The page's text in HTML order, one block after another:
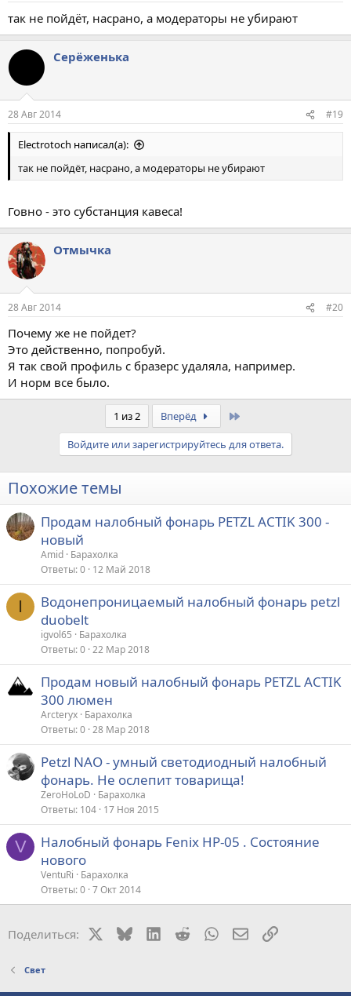
так не пойдёт, насрано, а модераторы не убирают
Серёженька
28 Авг 2014 #19
Electrotoch написал(а):
так не пойдёт, насрано, а модераторы не убирают
Говно - это субстанция кавеса!
Отмычка
28 Авг 2014 #20
Почему же не пойдет?
Это действенно, попробуй.
Я так свой профиль с бразерс удаляла, например.
И норм все было.
1 из 2 Вперёд
Войдите или зарегистрируйтесь для ответа.
Похожие темы
Продам налобный фонарь PETZL ACTIK 300 -
новый
Amid Барахолка
Ответы 0 12 Май 2018
I
Водонепроницаемый налобный фонарь petzl
duobelt
igvol65
Барахолка
Ответы 0 22 Мар 2018
Продам новый налобный фонарь PETZL ACTIK
300 люмен
Arcteryx Барахолка
Ответы 0 28 Мар 2018
Petzl NAO - умный светодиодный налобный
фонарь. Не ослепит товарища!
ZeroHoLoD
Барахолка
Ответы 104 17 Ноя 2015
V
Налобный фонарь Fenix HP-05 . Состояние
нового
VentuRi
Барахолка
Ответы 0 7 Окт 2014
Поделиться: BlueskyLinkedIn
RedditWhatsAppЭлектронная
Ссылка
Свет